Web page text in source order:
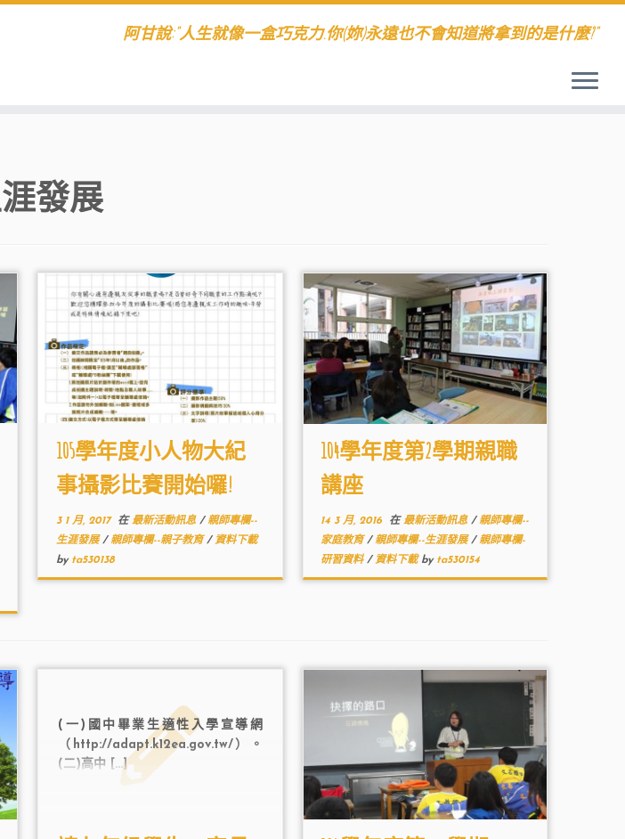
阿甘說:"人生就像一盒巧克力.你(妳)永遠也不會知道將拿到的是什麼?"
發展
105學年度小人物大紀
事攝影比賽開始囉!
3 1 月, 2017在最新活動訊息 /親師專欄--
生涯發展 /親師專欄--親子教育 /資料下載
by ta530138
104學年度第2學期親職
講座
14 3 月, 2016在最新活動訊息 /親師專欄--
家庭教育 /親師專欄--生涯發展 /親師專欄-
研習資料 /資料下載 by ta530154
(一)國中畢業生適性入學宣導網
（http://adapt.k12ea.gov.tw/）。
(二)高中 […]